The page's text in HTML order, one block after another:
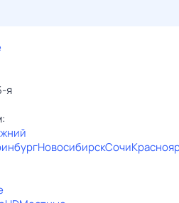
я
НовосибирскСочи